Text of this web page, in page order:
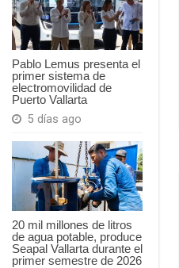
Pablo Lemus presenta el
primer sistema de
electromovilidad de
Puerto Vallarta
5 días ago
20 mil millones de litros
de agua potable, produce
Seapal Vallarta durante el
primer semestre de 2026